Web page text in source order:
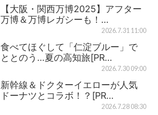
【大阪・関西万博2025】アフター
万博＆万博レガシーも！…
2026.7.31 11:00
食べてほぐして「仁淀ブルー」で
ととのう…夏の高知旅[PR…
2026.7.30 09:00
新幹線＆ドクターイエローが人気
ドーナツとコラボ！？[PR…
2026.7.28 08:30